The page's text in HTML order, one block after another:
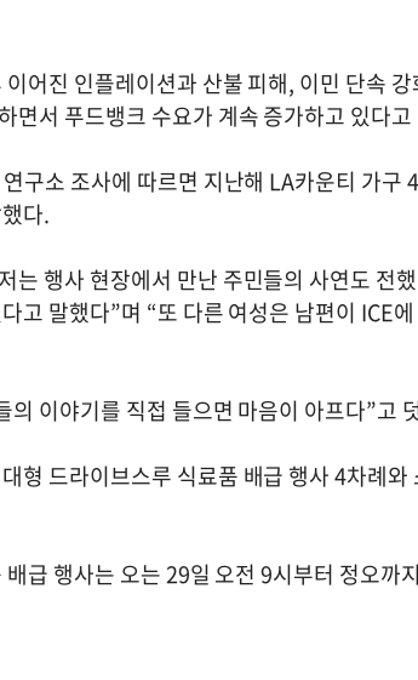
어진 인플레이션과 산불 피해, 이민 단속
면서 푸드뱅크 수요가 계속 증가하고 있다
구소 조사에 따르면 지난해 LA카운티 가구
다.
는 행사 현장에서 만난 주민들의 사연도 전
고 말했다”며 “또 다른 여성은 남편이 ICE
의 이야기를 직접 들으면 마음이 아프다”고
형 드라이브스루 식료품 배급 행사 4차례
배급 행사는 오는 29일 오전 9시부터 정오까